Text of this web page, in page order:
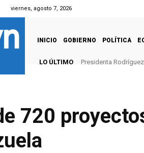
viernes, agosto 7, 2026
INICIO GOBIERNO POLÍTICA
LO ÚLTIMO Presidenta
720